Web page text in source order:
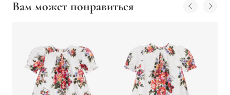
Вам может понравиться